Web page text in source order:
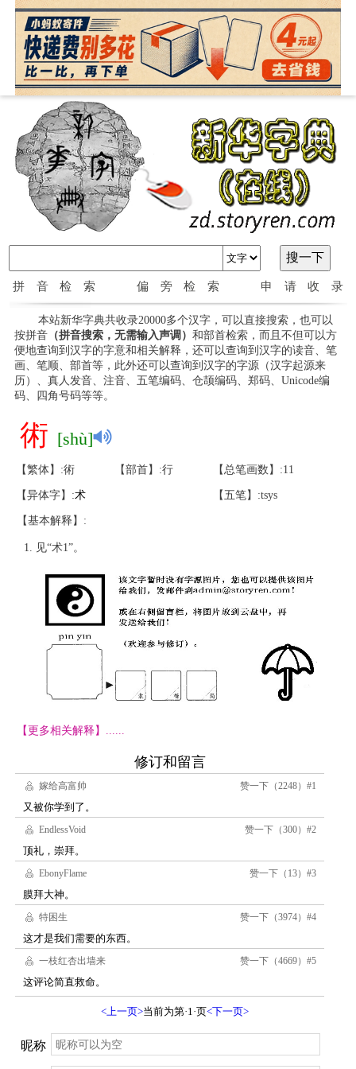
拼音检索 偏旁检索 申请收录
本站新华字典共收录20000多个汉字，可以直接搜索，也可以
按拼音（拼音搜索，无需输入声调） 和部首检索，而且不但可以方
便地查询到汉字的字意和相关解释，还可以查询到汉字的读音、笔
画、笔顺、部首等，此外还可以查询到汉字的字源（汉字起源来
历）、真人发音、注音、五笔编码、仓颉编码、郑码、Unicode编
码、四角号码等等。
術 [shù]
【繁体】:術 【部首】:行 【总笔画数】:11
【异体字】:术 【五笔】:tsys
【基本解释】:
见“术1”。
【更多相关解释】......